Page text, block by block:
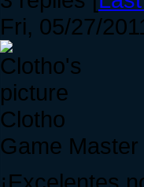
Fri, 05/27/
Clotho
Game Master